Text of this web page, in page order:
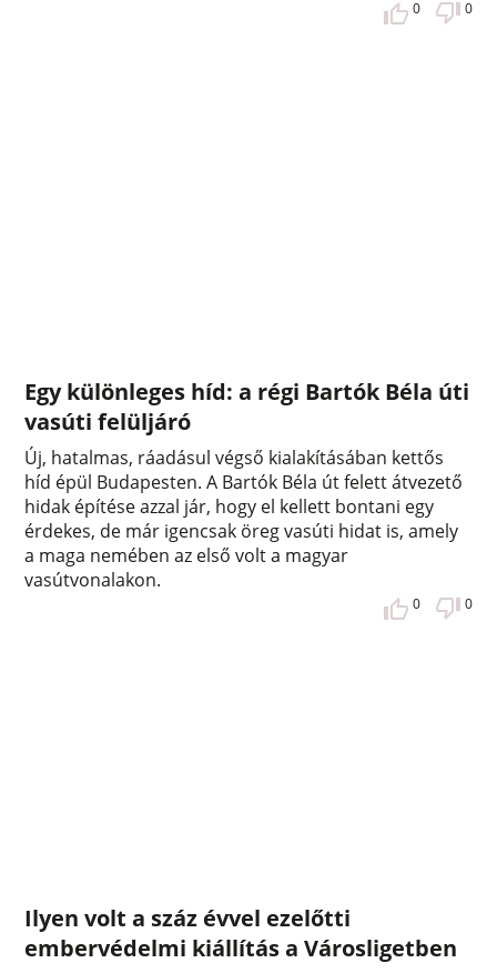
0 0
Egy különleges híd: a régi Bartók Béla úti
vasúti felüljáró
Új, hatalmas, ráadásul végső kialakításában kettős
híd épül Budapesten. A Bartók Béla út felett átvezető
hidak építése azzal jár, hogy el kellett bontani egy
érdekes, de már igencsak öreg vasúti hidat is, amely
a maga nemében az első volt a magyar
vasútvonalakon.
0 0
Ilyen volt a száz évvel ezelőtti
embervédelmi kiállítás a Városligetben